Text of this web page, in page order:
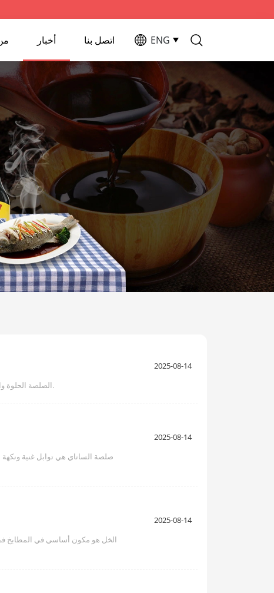
أخبار اتصل بنا ENG
2025-08-14
الصلصة الحلوة والحمضى هي توابل متعددة الاستخدامات أصبحت أساسية في المطبخ العالمي. تستكشف هذه المقالة تكوينها وتبايناتها الثقافية وعلوم الطهي.
2025-08-14
صلصة الساتاي هي توابل غنية
2025-08-14
الخل هو مكون أساسي في المطابخ في